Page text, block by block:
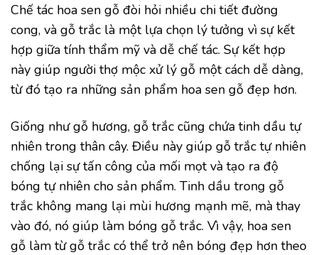
Chế tác hoa sen gỗ đòi hỏi nhiều chi tiết đường
cong, và gỗ trắc là một lựa chọn lý tưởng vì sự kết
hợp giữa tính thẩm mỹ và dễ chế tác. Sự kết hợp
này giúp người thợ mộc xử lý gỗ một cách dễ dàng,
từ đó tạo ra những sản phẩm hoa sen gỗ đẹp hơn.
Giống như gỗ hương, gỗ trắc cũng chứa tinh dầu tự
nhiên trong thân cây. Điều này giúp gỗ trắc tự nhiên
chống lại sự tấn công của mối mọt và tạo ra độ
bóng tự nhiên cho sản phẩm. Tinh dầu trong gỗ
trắc không mang lại mùi hương mạnh mẽ, mà thay
vào đó, nó giúp làm bóng gỗ trắc. Vì vậy, hoa sen
gỗ làm từ gỗ trắc có thể trở nên bóng đẹp hơn theo